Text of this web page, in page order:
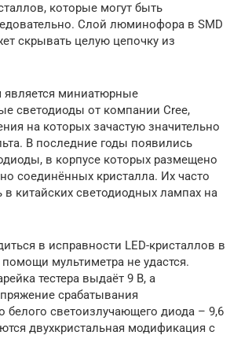
которые могут быть
Слой люминофора в SMD
скрывать целую цепочку из
миниатюрные
светодиоды от компании Cree,
на которых зачастую значительно
В последние годы появились
в корпусе которых размещено
соединённых кристалла. Их часто
в китайских светодиодных лампах на
в исправности LED-кристаллов в
мультиметра не удастся.
тестера выдаёт 9 В, а
срабатывания
белого светоизлучающего диода – 9,6
двухкристальная модификация с